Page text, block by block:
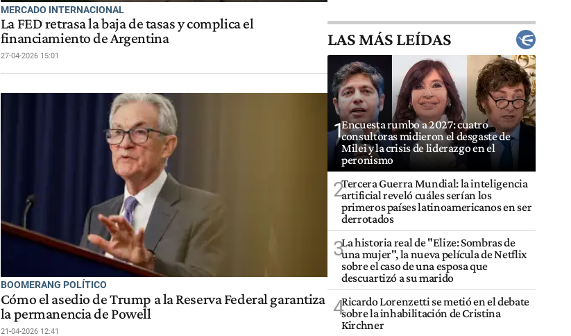
MERCADO INTERNACIONAL
La FED retrasa la baja de tasas y complica el
financiamiento de Argentina
27-04-2026 15:01
BOOMERANG POLÍTICO
Cómo el asedio de Trump a la Reserva Federal garantiza
la permanencia de Powell
21-04-2026 12:41
LAS MÁS LEÍDAS
1Encuesta rumbo a 2027: cuatro
consultoras midieron el desgaste de
Milei y la crisis de liderazgo en el
peronismo
2Tercera Guerra Mundial: la inteligencia
artificial reveló cuáles serían los
primeros países latinoamericanos en ser
derrotados
3La historia real de "Elize: Sombras de
una mujer", la nueva película de Netflix
sobre el caso de una esposa que
descuartizó a su marido
4Ricardo Lorenzetti se metió en el debate
sobre la inhabilitación de Cristina
Kirchner